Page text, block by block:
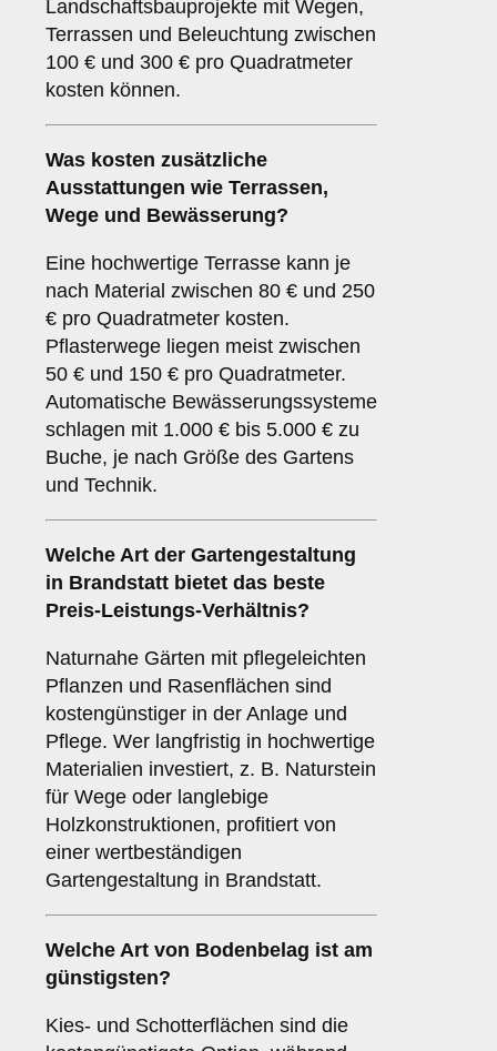
Landschaftsbauprojekte mit Wegen,
Terrassen und Beleuchtung zwischen
100 € und 300 € pro Quadratmeter
kosten können.
Was kosten zusätzliche
Ausstattungen wie Terrassen,
Wege und Bewässerung?
Eine hochwertige Terrasse kann je
nach Material zwischen 80 € und 250
€ pro Quadratmeter kosten.
Pflasterwege liegen meist zwischen
50 € und 150 € pro Quadratmeter.
Automatische Bewässerungssysteme
schlagen mit 1.000 € bis 5.000 € zu
Buche, je nach Größe des Gartens
und Technik.
Welche Art der Gartengestaltung
in Brandstatt bietet das beste
Preis-Leistungs-Verhältnis?
Naturnahe Gärten mit pflegeleichten
Pflanzen und Rasenflächen sind
kostengünstiger in der Anlage und
Pflege. Wer langfristig in hochwertige
Materialien investiert, z. B. Naturstein
für Wege oder langlebige
Holzkonstruktionen, profitiert von
einer wertbeständigen
Gartengestaltung in Brandstatt.
Welche Art von Bodenbelag ist am
günstigsten?
Kies- und Schotterflächen sind die